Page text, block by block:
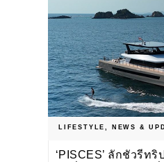
LIFESTYLE, NEWS &
‘PISCES’ ลักชัวรีท